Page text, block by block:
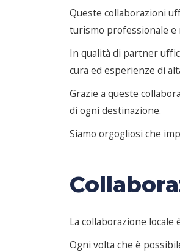
Queste collaborazioni
turismo professionale e
In qualità di partner
cura ed esperienze di
Grazie a queste
di ogni destinazione.
Siamo orgogliosi che
La collaborazione locale
Ogni volta che è